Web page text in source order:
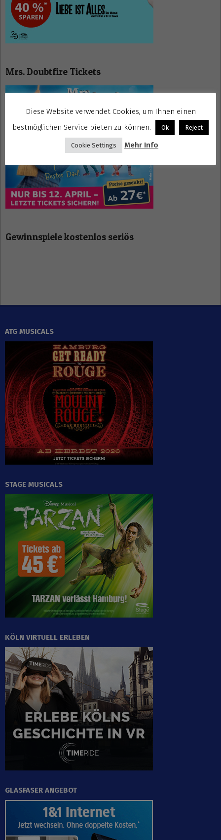
Mrs. Doubtfire Tickets
Gewinnspiele kostenlos seriös
ATG MUSICALS
STAGE MUSICALS
KÖLN VIRTUELL ERLEBEN
GLASFASER ANGEBOT
Diese Website verwendet Cookies, um Ihnen einen
bestmöglichen Service bieten zu können.
Ok Reject
Cookie Settings Mehr Info